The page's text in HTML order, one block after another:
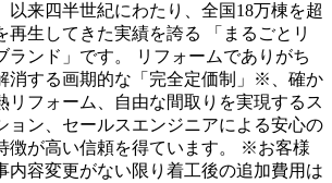
以来四半世紀にわたり、全国18万棟を超
再生してきた実績を誇る 「まるごとリ
ランド」です。 リフォームでありがち
消する画期的な「完全定価制」※、確か
リフォーム、自由な間取りを実現するス
ョン、セールスエンジニアによる安心の
徴が高い信頼を得ています。 ※お客様
内容変更がない限り着工後の追加費用は